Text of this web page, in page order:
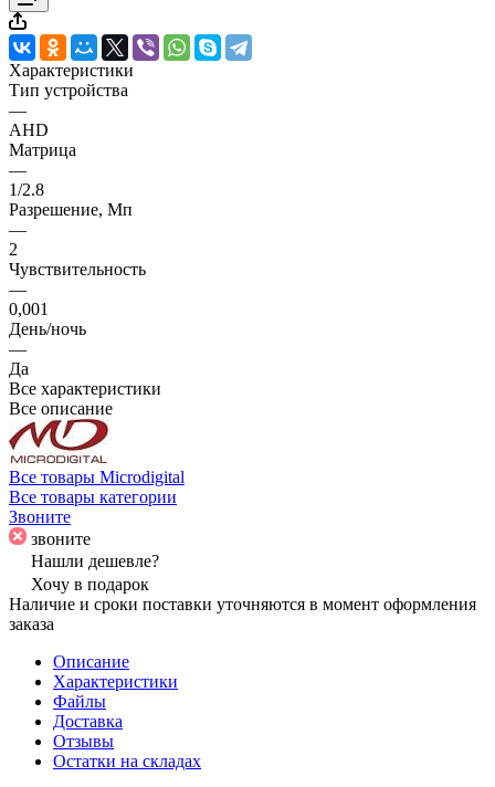
Характеристики
Тип устройства
—
AHD
Матрица
—
1/2.8
Разрешение, Мп
—
2
Чувствительность
—
0,001
День/ночь
—
Да
Все характеристики
Все описание
Все товары Microdigital
Все товары категории
Звоните
звоните
Нашли дешевле?
Хочу в подарок
Наличие и сроки поставки уточняются в момент оформления
заказа
Описание
Характеристики
Файлы
Доставка
Отзывы
Остатки на складах